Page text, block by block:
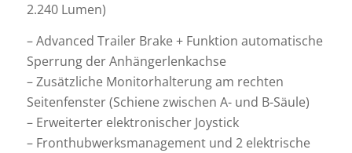
2.240 Lumen)
– Advanced Trailer Brake + Funktion automatische
Sperrung der Anhängerlenkachse
– Zusätzliche Monitorhalterung am rechten
Seitenfenster (Schiene zwischen A- und B-Säule)
– Erweiterter elektronischer Joystick
– Fronthubwerksmanagement und 2 elektrische